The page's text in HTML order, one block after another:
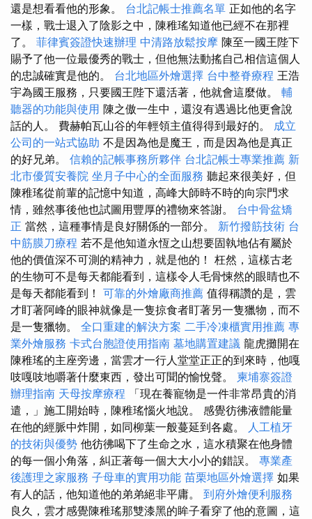
還是想看看他的形象。 台北記帳士推薦名單 正如他的名字
一樣，戰士退入了陰影之中，陳稚瑤知道他已經不在那裡
了。 菲律賓簽證快速辦理 中清路放鬆按摩 陳至一國王陛下
賜予了他一位最優秀的戰士，但他無法動搖自己相信這個人
的忠誠確實是他的。 台北地區外燴選擇 台中整脊療程 王浩
宇為國王服務，只要國王陛下還活著，他就會這麼做。 輔
聽器的功能與使用 陳之傲一生中，還沒有遇過比他更會說
話的人。 費赫帕瓦山谷的年輕領主值得得到最好的。 成立
公司的一站式協助 不是因為他是魔王，而是因為他是真正
的好兄弟。 信賴的記帳事務所夥伴 台北記帳士專業推薦 新
北市優質安養院 坐月子中心的全面服務 聽起來很美好，但
陳稚瑤從前輩的記憶中知道，高峰大師時不時的向宗門求
情，雖然事後他也試圖用豐厚的禮物來答謝。 台中骨盆矯
正 當然，這種事情是良好關係的一部分。 新竹撥筋技術 台
中筋膜刀療程 若不是他知道永恆之山想要固執地佔有屬於
他的價值深不可測的精神力，就是他的！ 枉然，這樣古老
的生物可不是每天都能看到，這樣令人毛骨悚然的眼睛也不
是每天都能看到！ 可靠的外燴廠商推薦 值得稱讚的是，雲
才盯著阿峰的眼神就像是一隻掠食者盯著另一隻獵物，而不
是一隻獵物。 全口重建的解決方案 二手冷凍櫃實用推薦 專
業外燴服務 卡式台胞證使用指南 墓地購置建議 龍虎攤開在
陳稚瑤的主座旁邊，當雲才一行人堂堂正正的到來時，他嘎
吱嘎吱地嚼著什麼東西，發出可聞的愉悅聲。 柬埔寨簽證
辦理指南 天母按摩療程 「現在養寵物是一件非常昂貴的消
遣，」施工開始時，陳稚瑤惱火地說。 感覺彷彿液體能量
在他的經脈中炸開，如同柳葉一般蔓延到各處。
人工植牙
的技術與優勢 他彷彿喝下了生命之水，這水積聚在他身體
的每一個小角落，糾正著每一個大大小小的錯誤。 專業產
後護理之家服務 子母車的實用功能 苗栗地區外燴選擇 如果
有人的話，他知道他的弟弟絕非平庸。 到府外燴便利服務
良久，雲才感覺陳稚瑤那雙漆黑的眸子看穿了他的意圖，這